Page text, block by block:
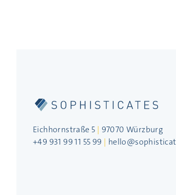
Eichhornstraße 5 | 97070 Würzburg
+49 931 99 11 55 99 |